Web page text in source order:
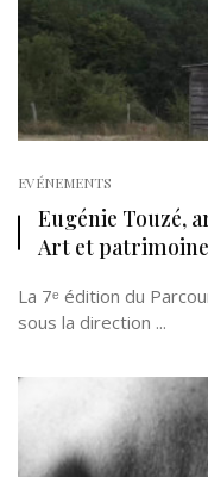
EVÉNEMENTS
Eugénie Touzé,
Art et
La 7ᵉ édition du
sous la direction ...